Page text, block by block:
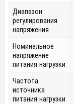
Диапазон
регулирования
напряжения
Номинальное
напряжение
питания нагрузки
Частота
источника
питания нагрузки